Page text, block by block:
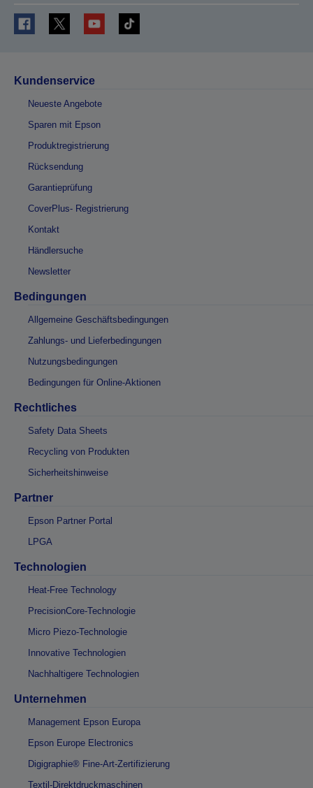
Kundenservice
Neueste Angebote
Sparen mit Epson
Produktregistrierung
Rücksendung
Garantieprüfung
CoverPlus- Registrierung
Kontakt
Händlersuche
Newsletter
Bedingungen
Allgemeine Geschäftsbedingungen
Zahlungs- und Lieferbedingungen
Nutzungsbedingungen
Bedingungen für Online-Aktionen
Rechtliches
Safety Data Sheets
Recycling von Produkten
Sicherheitshinweise
Partner
Epson Partner Portal
LPGA
Technologien
Heat-Free Technology
PrecisionCore-Technologie
Micro Piezo-Technologie
Innovative Technologien
Nachhaltigere Technologien
Unternehmen
Management Epson Europa
Epson Europe Electronics
Digigraphie® Fine-Art-Zertifizierung
Textil-Direktdruckmaschinen